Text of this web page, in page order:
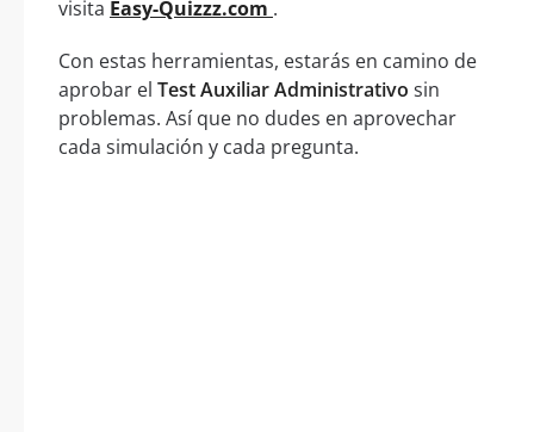
visita Easy-Quizzz.com .
Con estas herramientas, estarás en camino de
aprobar el Test Auxiliar Administrativo sin
problemas. Así que no dudes en aprovechar
cada simulación y cada pregunta.